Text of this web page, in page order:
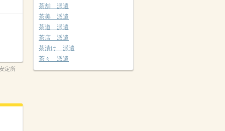
定所
茶舗 派遣
茶美 派遣
茶道 派遣
茶店 派遣
茶漬け 派遣
茶々 派遣